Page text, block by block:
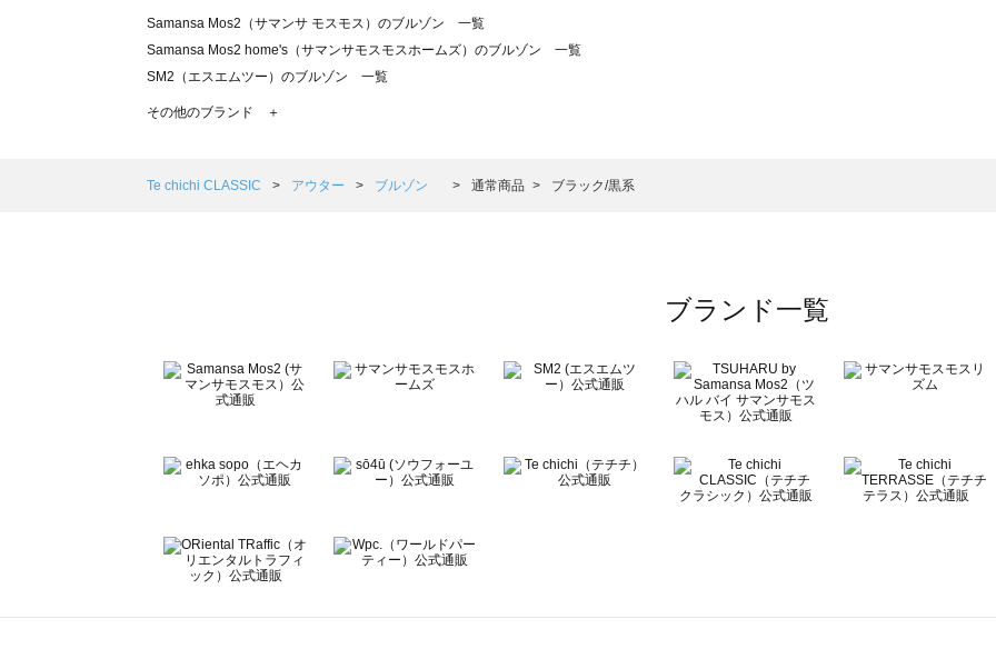
Samansa Mos2（サマンサ モスモス）のブルゾン 一覧
Samansa Mos2 home's（サマンサモスモスホームズ）のブルゾン 一覧
SM2（エスエムツー）のブルゾン 一覧
TSUHARU by Samansa Mos2（ツハルバイサマンサモスモス）のブルゾン 一覧
Samansa Mos2 Lagom（サマンサモスモス ラーゴム）のブルゾン 一覧
BETTY'S BLUE（べティーズブルー）のブルゾン 一覧
Wpc.（ワールドパーティー）のブルゾン 一覧
その他のブランド ＋
Te chichi CLASSIC アウター ブルゾン 通常商品 ブラック/黒系
ブランド一覧